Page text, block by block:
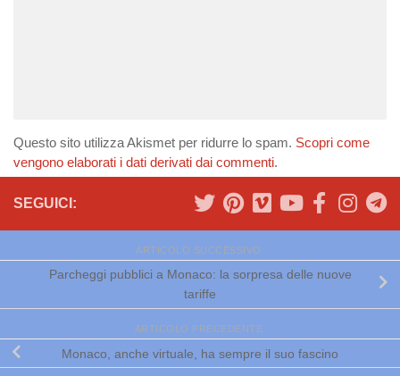
Questo sito utilizza Akismet per ridurre lo spam. Scopri come
vengono elaborati i dati derivati dai commenti.
SEGUICI:
ARTICOLO SUCCESSIVO
Parcheggi pubblici a Monaco: la sorpresa delle nuove
tariffe
ARTICOLO PRECEDENTE
Monaco, anche virtuale, ha sempre il suo fascino